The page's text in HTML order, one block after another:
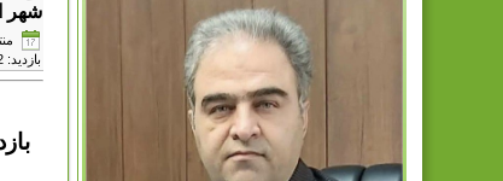
شهر
بازدید: 25752